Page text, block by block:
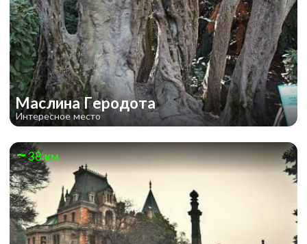
Маслина Геродота
Интересное место
38 км